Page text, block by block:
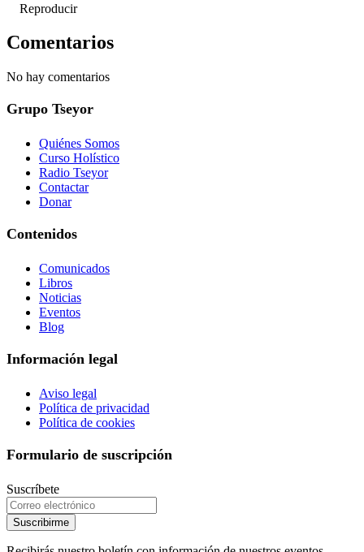
Reproducir
Comentarios
No hay comentarios
Grupo Tseyor
Quiénes Somos
Curso Holístico
Radio Tseyor
Contactar
Donar
Contenidos
Comunicados
Libros
Noticias
Eventos
Blog
Información legal
Aviso legal
Política de privacidad
Política de cookies
Formulario de suscripción
Suscríbete
Suscribirme